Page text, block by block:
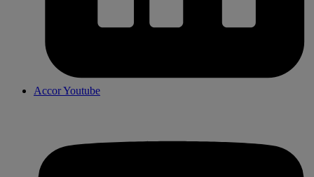
Accor Youtube